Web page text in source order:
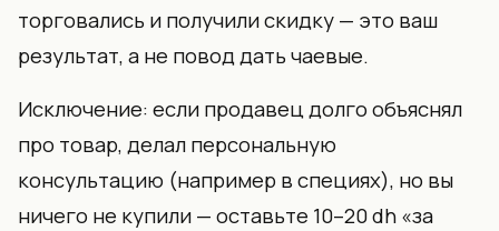
торговались и получили скидку — это ваш
результат, а не повод дать чаевые.
Исключение: если продавец долго объяснял
про товар, делал персональную
консультацию (например в специях), но вы
ничего не купили — оставьте 10–20 dh «за